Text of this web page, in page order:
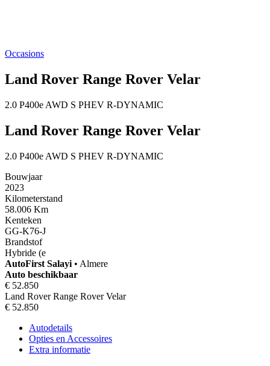
Occasions
Land Rover Range Rover Velar
2.0 P400e AWD S PHEV R-DYNAMIC
Land Rover Range Rover Velar
2.0 P400e AWD S PHEV R-DYNAMIC
Bouwjaar
2023
Kilometerstand
58.006 Km
Kenteken
GG-K76-J
Brandstof
Hybride (e
AutoFirst Salayi • Almere
Auto beschikbaar
€ 52.850
Land Rover Range Rover Velar
€ 52.850
Autodetails
Opties en Accessoires
Extra informatie